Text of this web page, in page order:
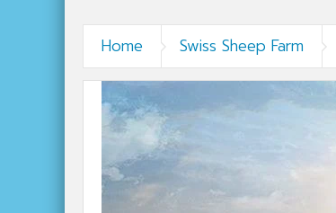
Home Swiss Sheep Farm